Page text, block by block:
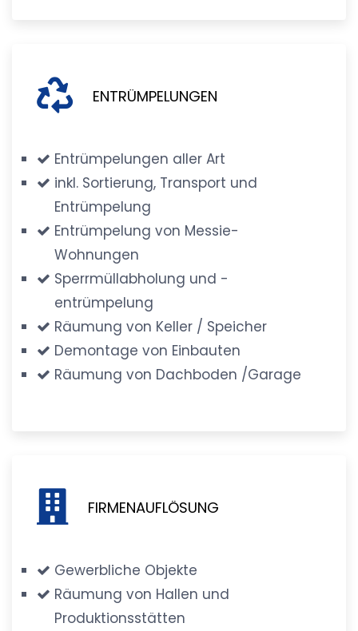
ENTRÜMPELUNGEN
Entrümpelungen aller Art
inkl. Sortierung, Transport und
Entrümpelung
Entrümpelung von Messie-
Wohnungen
Sperrmüllabholung und -
entrümpelung
Räumung von Keller / Speicher
Demontage von Einbauten
Räumung von Dachboden /Garage
FIRMENAUFLÖSUNG
Gewerbliche Objekte
Räumung von Hallen und
Produktionsstätten